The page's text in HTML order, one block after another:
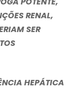
RENAL,
SER
HEPÁTICA